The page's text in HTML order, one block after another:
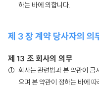
하는 바에 의합니다.
제 3 장 계약 당사자의 의
제 13 조 회사의 의무
회사는 관련법과 본 약관이 금
으며 본 약관이 정하는 바에